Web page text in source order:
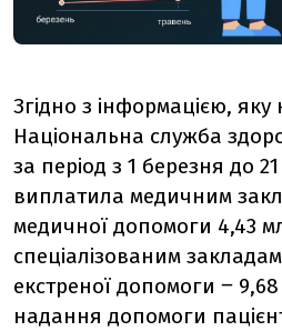
Згідно з інформацією, яку
Національна служба
за період з 1 березня до
виплатила медичним
медичної допомоги 4,43
спеціалізованим
екстреної допомоги ‒
надання допомоги